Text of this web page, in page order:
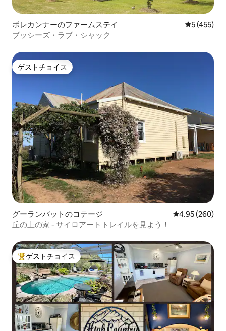
ポレカンナーのファームステイ レビュー
5 (455)
ブッシーズ・ラブ・シャック
ゲストチョイス
ゲストチョイス
グーランバットのコテージ レビュー260
4.95 (260)
丘の上の家 - サイロアートトレイルを見よう！
大好評のゲストチョイスです。
ゲストチョイス